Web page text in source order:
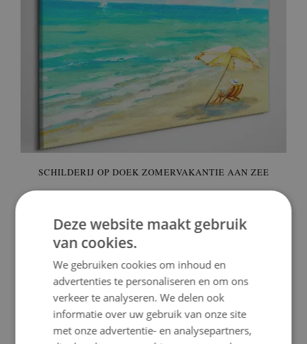
SCHILDERIJ OP DOEK ZOMERVAKANTIE AAN ZEE
Deze website maakt gebruik
van cookies.
We gebruiken cookies om inhoud en
advertenties te personaliseren en om ons
verkeer te analyseren. We delen ook
informatie over uw gebruik van onze site
met onze advertentie- en analysepartners,